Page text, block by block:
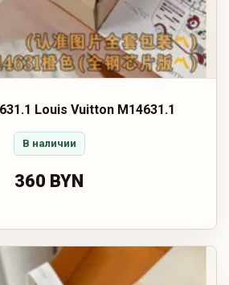
Louis Vuitton M14631.1
В наличии
360 BYN